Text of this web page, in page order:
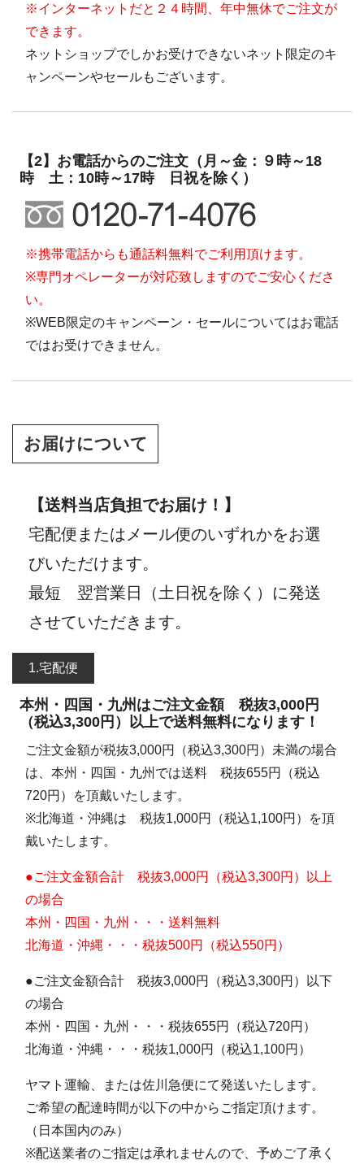
※インターネットだと２４時間、年中無休でご注文が
できます。
ネットショップでしかお受けできないネット限定のキ
ャンペーンやセールもございます。
【2】お電話からのご注文（月～金：９時～18
時 土：10時～17時 日祝を除く）
※携帯電話からも通話料無料でご利用頂けます。
※専門オペレーターが対応致しますのでご安心くださ
い。
※WEB限定のキャンペーン・セールについてはお電話
ではお受けできません。
お届けについて
【送料当店負担でお届け！】
宅配便またはメール便のいずれかをお選
びいただけます。
最短 翌営業日（土日祝を除く）に発送
させていただきます。
1.宅配便
本州・四国・九州はご注文金額 税抜3,000円
（税込3,300円）以上で送料無料になります！
ご注文金額が税抜3,000円（税込3,300円）未満の場合
は、本州・四国・九州では送料 税抜655円（税込
720円）を頂戴いたします。
※北海道・沖縄は 税抜1,000円（税込1,100円）を頂
戴いたします。
●ご注文金額合計 税抜3,000円（税込3,300円）以上
の場合
本州・四国・九州・・・送料無料
北海道・沖縄・・・税抜500円（税込550円）
●ご注文金額合計 税抜3,000円（税込3,300円）以下
の場合
本州・四国・九州・・・税抜655円（税込720円）
北海道・沖縄・・・税抜1,000円（税込1,100円）
ヤマト運輸、または佐川急便にて発送いたします。
ご希望の配達時間が以下の中からご指定頂けます。
（日本国内のみ）
※配送業者のご指定は承れませんので、予めご了承く